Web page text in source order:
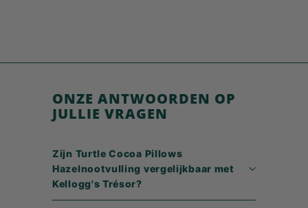
4
ONZE ANTWOORDEN OP
JULLIE VRAGEN
Zijn Turtle Cocoa Pillows
Hazelnootvulling vergelijkbaar met
Kellogg's Trésor?